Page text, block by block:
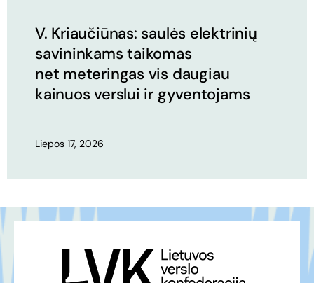
V. Kriaučiūnas: saulės elektrinių
savininkams taikomas
net meteringas vis daugiau
kainuos verslui ir gyventojams
Liepos 17, 2026